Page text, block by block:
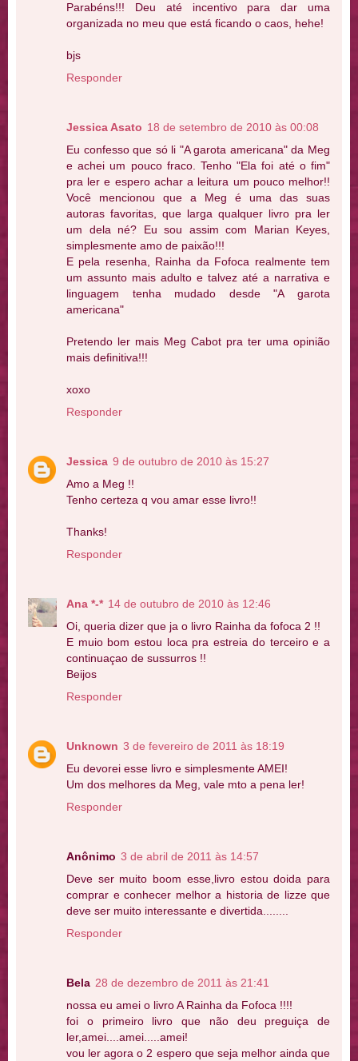
Parabéns!!! Deu até incentivo para dar uma
organizada no meu que está ficando o caos, hehe!
bjs
Responder
Jessica Asato 18 de setembro de 2010 às 00:08
Eu confesso que só li "A garota americana" da Meg
e achei um pouco fraco. Tenho "Ela foi até o fim"
pra ler e espero achar a leitura um pouco melhor!!
Você mencionou que a Meg é uma das suas
autoras favoritas, que larga qualquer livro pra ler
um dela né? Eu sou assim com Marian Keyes,
simplesmente amo de paixão!!!
E pela resenha, Rainha da Fofoca realmente tem
um assunto mais adulto e talvez até a narrativa e
linguagem tenha mudado desde "A garota
americana"
Pretendo ler mais Meg Cabot pra ter uma opinião
mais definitiva!!!
xoxo
Responder
Jessica 9 de outubro de 2010 às 15:27
Amo a Meg !!
Tenho certeza q vou amar esse livro!!
Thanks!
Responder
Ana *-* 14 de outubro de 2010 às 12:46
Oi, queria dizer que ja o livro Rainha da fofoca 2 !!
E muio bom estou loca pra estreia do terceiro e a
continuaçao de sussurros !!
Beijos
Responder
Unknown 3 de fevereiro de 2011 às 18:19
Eu devorei esse livro e simplesmente AMEI!
Um dos melhores da Meg, vale mto a pena ler!
Responder
Anônimo 3 de abril de 2011 às 14:57
Deve ser muito boom esse,livro estou doida para
comprar e conhecer melhor a historia de lizze que
deve ser muito interessante e divertida........
Responder
Bela 28 de dezembro de 2011 às 21:41
nossa eu amei o livro A Rainha da Fofoca !!!!
foi o primeiro livro que não deu preguiça de
ler,amei....amei.....amei!
vou ler agora o 2 espero que seja melhor ainda que